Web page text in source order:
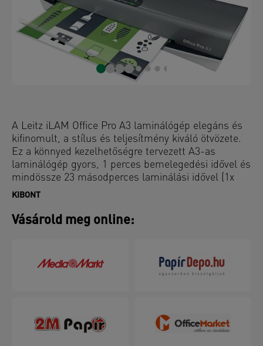
A Leitz iLAM Office Pro A3 laminálógép elegáns és
kifinomult, a stílus és teljesítmény kiváló ötvözete.
Ez a könnyed kezelhetőségre tervezett A3-as
laminálógép gyors, 1 perces bemelegedési idővel és
mindössze 23 másodperces laminálási idővel (1x
A3-es lap 80 mikronos fóliával) biztosítja a
intuitív érintőképernyő négy fóliavastagság-beállítási
lehetőséget kínál a sokoldalú laminálási igényekhez,
automatikus visszafordító funkciót aktív
elakadásérzékeléssel a zökkenőmentes
fényjelzés a bemelegedés alatt, zöld fény
hangjelzéssel, amikor készen áll a használatra, és
KIBONT
Vásárold meg online: